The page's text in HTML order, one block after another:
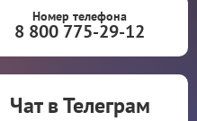
Номер телефона
8 800 775-29-12
Чат в Телеграм